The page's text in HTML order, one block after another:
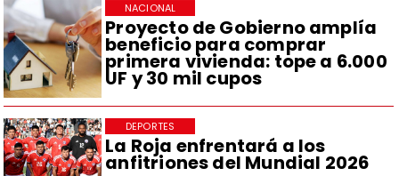
Proyecto de Gobierno amplía
beneficio para comprar
primera vivienda: tope a 6.000
UF y 30 mil cupos
NACIONAL
La Roja enfrentará a los
anfitriones del Mundial 2026
DEPORTES